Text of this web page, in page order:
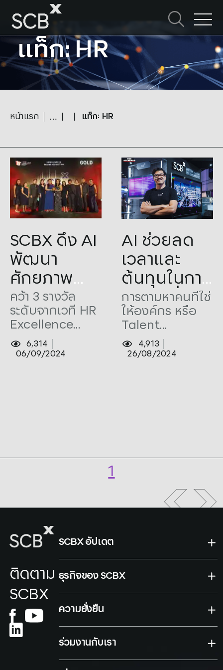
content
ค้นหาใน SCBX
Search
for:แท็ก: HR
หน้าแรก แท็ก: HR
Tags: Awards HR SCBX
SCBX ดึง AI
พัฒนา
ศักยภาพ
บุคลากร
พร้อมยก
กระบวนการ
Organization
คว้า 3 รางวัล
ระดับจากเวที HR
Excellence
Awards
Thailand 2024
6,314
06/09/2024
Tags: ,
Acquisition
AI ช่วยลด
เวลาและ
ต้นทุนในการ
หา ‘คนที่ใช่’
ของฝ่าย
บุคคลให้
องค์กร
การตามหาคนที่ใช่
ให้องค์กร หรือ
Talent
Acquisition
สามารถลดเวลา
4,913
26/08/2024
1
ติดตาม
SCBX
SCBX อัปเดต
ธุรกิจของ SCBX
ความยั่งยืน
ร่วมงานกับเรา